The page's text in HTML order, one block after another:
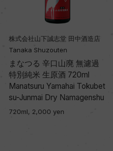
株式会社山下誠志堂 田中酒造店
Tanaka Shuzouten
まなつる 辛口山廃 無濾過
特別純米 生原酒 720ml
Manatsuru Yamahai Tokubet
su-Junmai Dry Namagenshu
720ml, 2,000 yen